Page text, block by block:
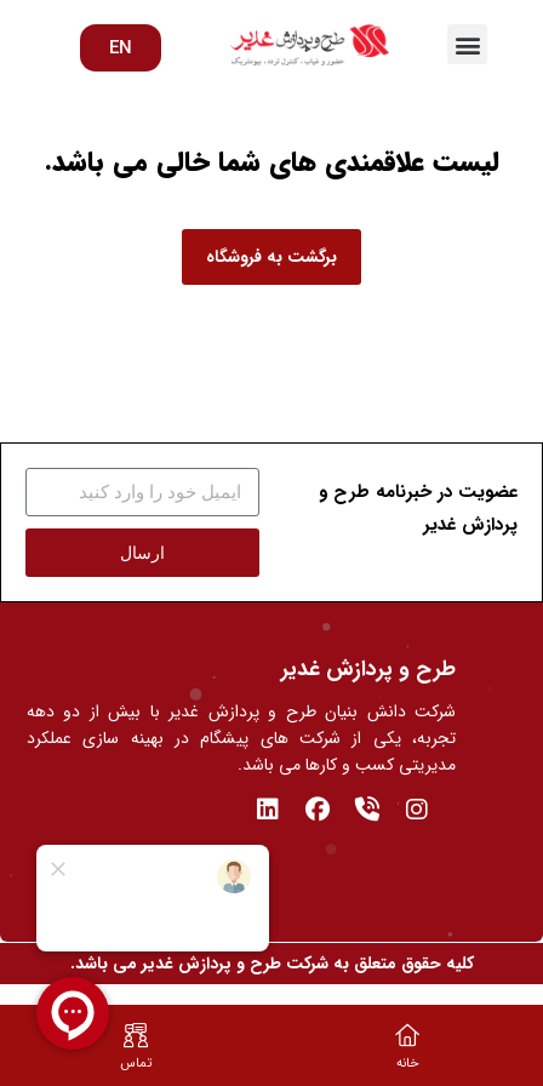
EN
لیست علاقمندی های شما خالی می باشد.
برگشت به فروشگاه
عضویت در خبرنامه طرح و
پردازش غدیر
ارسال
طرح و پردازش غدیر
شرکت دانش بنیان طرح و پردازش غدیر با بیش از دو دهه
تجربه، یکی از شرکت های پیشگام در بهینه سازی عملکرد
مدیریتی کسب و کارها می باشد.
کلیه حقوق متعلق به شرکت طرح و پردازش غدیر می باشد.
خانه تماس